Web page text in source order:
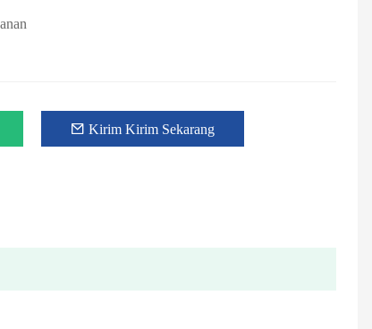
Kirim Kirim Sekarang